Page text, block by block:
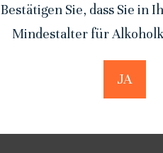
Bestätigen Sie, dass Sie in
Mindestalter für
JA